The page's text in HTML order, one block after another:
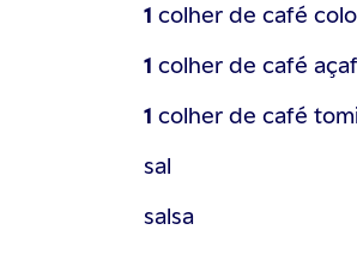
1 colher de café
1 colher de café
1 colher de café
sal
salsa